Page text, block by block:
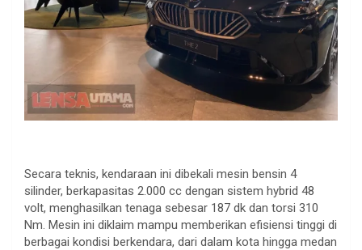
Secara teknis, kendaraan ini dibekali mesin bensin 4
silinder, berkapasitas 2.000 cc dengan sistem hybrid 48
volt, menghasilkan tenaga sebesar 187 dk dan torsi 310
Nm. Mesin ini diklaim mampu memberikan efisiensi tinggi di
berbagai kondisi berkendara, dari dalam kota hingga medan